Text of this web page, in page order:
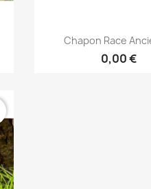
Aperçu
Chapon Race
0,00 €